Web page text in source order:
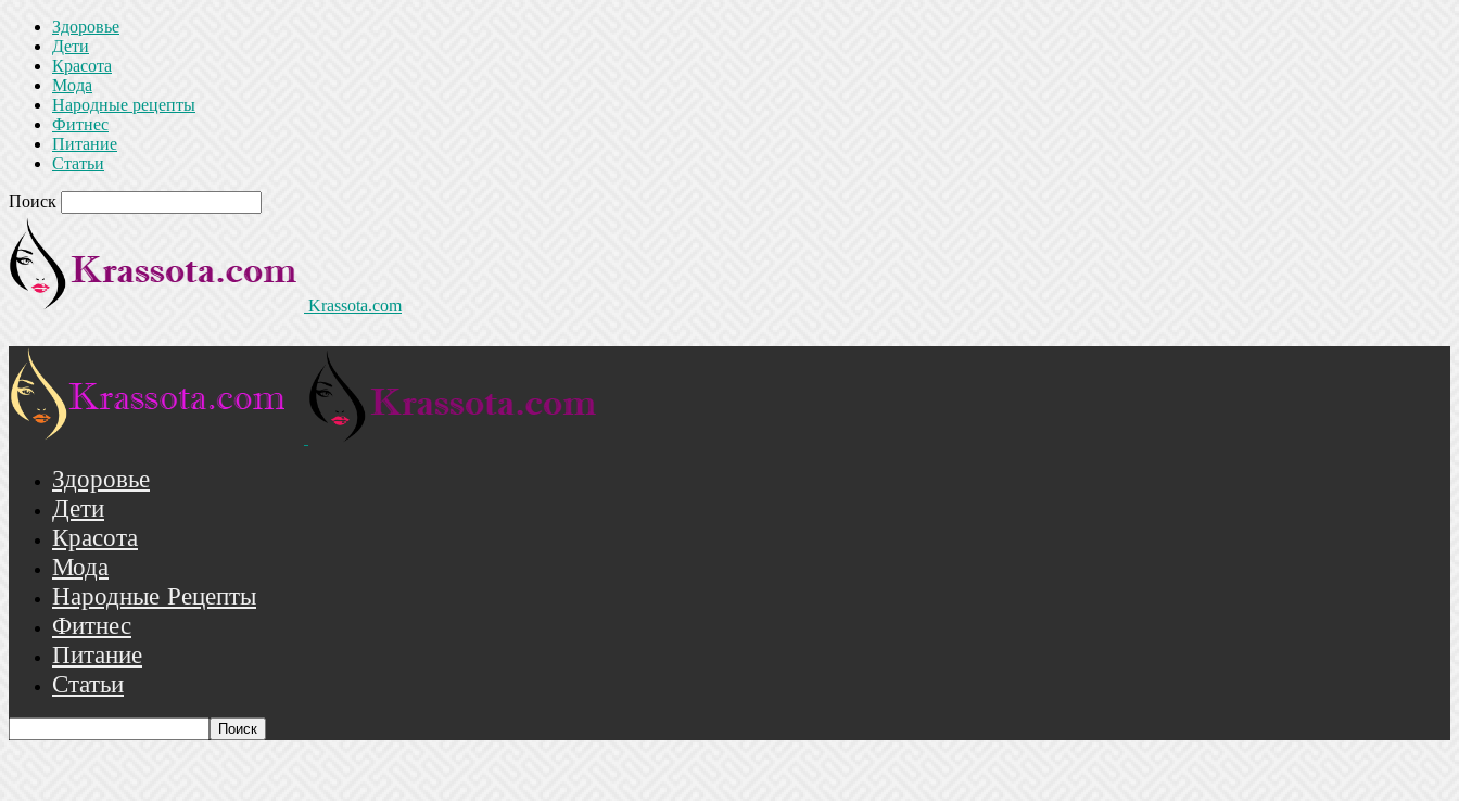
Здоровье
Дети
Красота
Мода
Народные рецепты
Фитнес
Питание
Статьи
Поиск
Krassota.com
Здоровье
Дети
Красота
Мода
Народные Рецепты
Фитнес
Питание
Статьи